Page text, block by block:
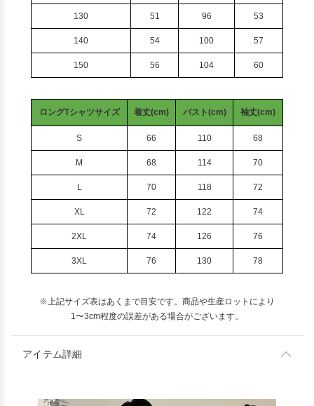
130 51 96 53
140 54 100 57
150 56 104 60
ロングTシャツサイズ 着丈(cm) バスト(cm) 袖丈(cm)
S 66 110 68
M 68 114 70
L 70 118 72
XL 72 122 74
2XL 74 126 76
3XL 76 130 78
※上記サイズ表はあくまで目安です。商品や生産ロットにより
1〜3cm程度の誤差がある場合がございます。
アイテム詳細